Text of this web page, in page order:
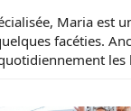
Maria est
facéties.
les